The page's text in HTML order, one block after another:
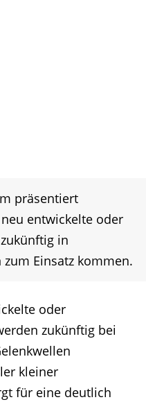
präsentiert
entwickelte oder
in
Einsatz kommen.
oder
zukünftig bei
kleiner
für eine deutlich